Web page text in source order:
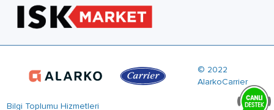
© 2022
AlarkoCarrier
Bilgi Toplumu Hizmetleri